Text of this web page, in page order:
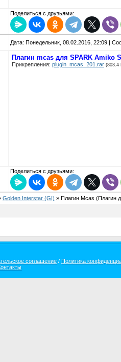
Поделиться с друзьями:
Дата: Понедельник, 08.02.2016, 22:09 |
Плагин mcas для SPARK Amiko
Прикрепления: plugin_mcas_201.rar (803.4
Поделиться с друзьями:
Golden Interstar (GI) » Плагин Mcas (Плагин
соглашение / Политика